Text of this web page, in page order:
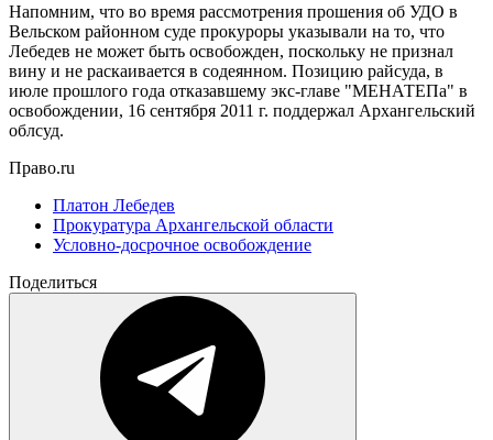
Напомним, что во время рассмотрения прошения об УДО в
Вельском районном суде прокуроры указывали на то, что
Лебедев не может быть освобожден, поскольку не признал
вину и не раскаивается в содеянном. Позицию райсуда, в
июле прошлого года отказавшему экс-главе "МЕНАТЕПа" в
освобождении, 16 сентября 2011 г. поддержал Архангельский
облсуд.
Право.ru
Платон Лебедев
Прокуратура Архангельской области
Условно-досрочное освобождение
Поделиться